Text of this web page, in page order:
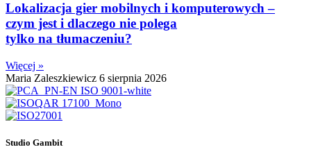
Lokalizacja gier mobilnych i komputerowych –
czym jest i dlaczego nie polega
tylko na tłumaczeniu?
Więcej »
Maria Zaleszkiewicz 6 sierpnia 2026
Studio Gambit